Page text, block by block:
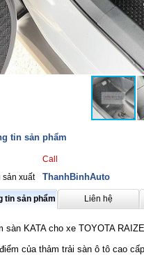
tin sản phẩm
Call
sản xuất
ThanhBinhAuto
tin sản phẩm Liên hệ
sàn KATA cho xe TOYOTA RAIZE
của thảm trải sàn ô tô cao